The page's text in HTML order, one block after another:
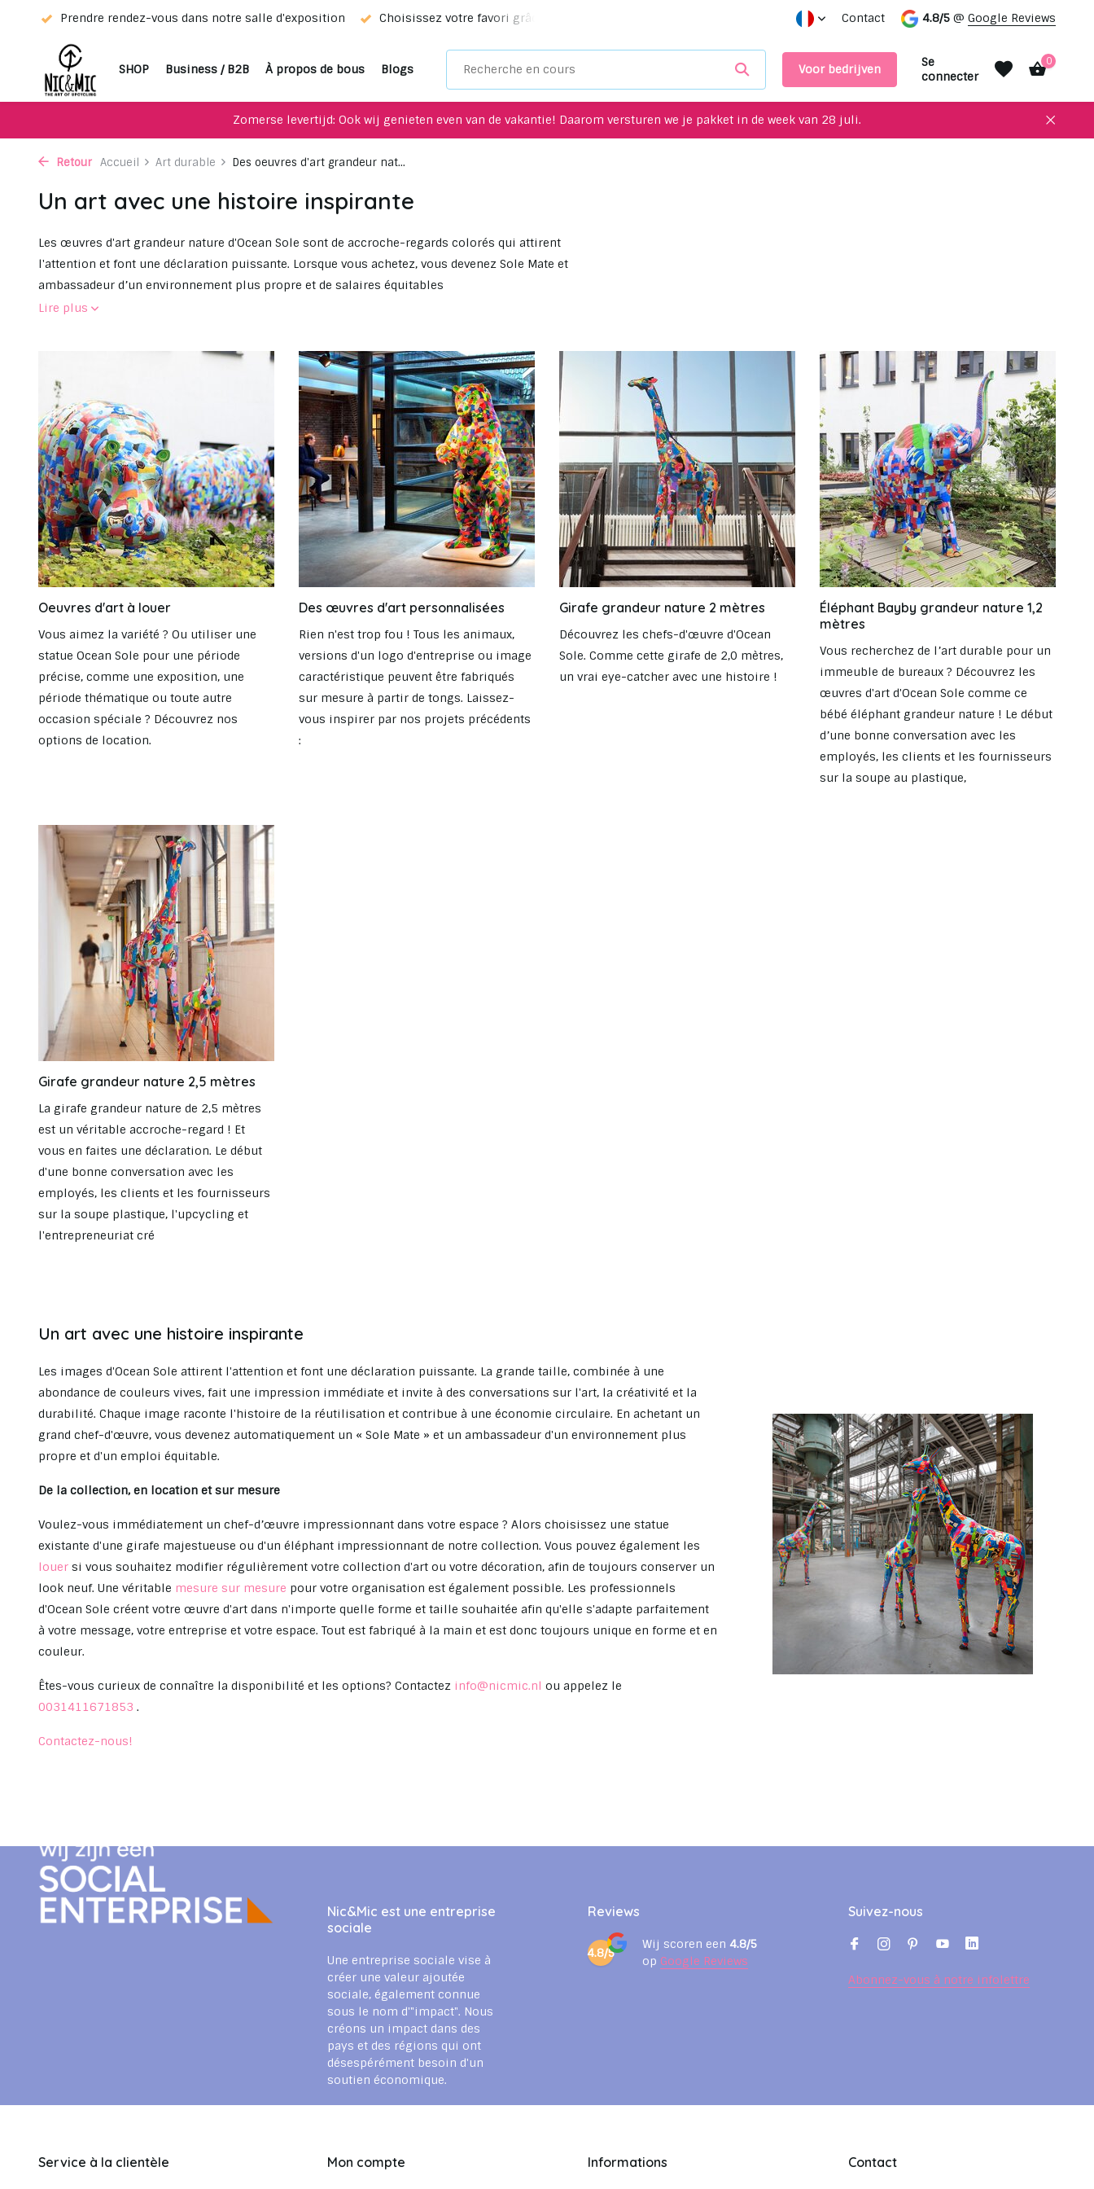
Prendre rendez-vous dans notre salle d'exposition Choisissez votre favori grâce à notre service de sélection! Des objets uniques à recycler pour votre intérieur !
Contact 4.8/5 @ Google Reviews
SHOP Business / B2B À propos de bous Blogs Voor bedrijven
Se
connecter
0
Zomerse levertijd: Ook wij genieten even van de vakantie! Daarom versturen we je pakket in de week van 28 juli.
Retour Accueil Art durable Des oeuvres d'art grandeur nat...
Un art avec une histoire inspirante
Les œuvres d'art grandeur nature d'Ocean Sole sont de accroche-regards colorés qui attirent
l'attention et font une déclaration puissante. Lorsque vous achetez, vous devenez Sole Mate et
ambassadeur d’un environnement plus propre et de salaires équitables
Lire plus
Oeuvres d'art à louer
Vous aimez la variété ? Ou utiliser une
statue Ocean Sole pour une période
précise, comme une exposition, une
période thématique ou toute autre
occasion spéciale ? Découvrez nos
options de location.
Des œuvres d'art personnalisées
Rien n'est trop fou ! Tous les animaux,
versions d'un logo d'entreprise ou image
caractéristique peuvent être fabriqués
sur mesure à partir de tongs. Laissez-
vous inspirer par nos projets précédents
:
Girafe grandeur nature 2 mètres
Découvrez les chefs-d'œuvre d'Ocean
Sole. Comme cette girafe de 2,0 mètres,
un vrai eye-catcher avec une histoire !
Éléphant Bayby grandeur nature 1,2
mètres
Vous recherchez de l’art durable pour un
immeuble de bureaux ? Découvrez les
œuvres d'art d'Ocean Sole comme ce
bébé éléphant grandeur nature ! Le début
d’une bonne conversation avec les
employés, les clients et les fournisseurs
sur la soupe au plastique,
Girafe grandeur nature 2,5 mètres
La girafe grandeur nature de 2,5 mètres
est un véritable accroche-regard ! Et
vous en faites une déclaration. Le début
d'une bonne conversation avec les
employés, les clients et les fournisseurs
sur la soupe plastique, l'upcycling et
l'entrepreneuriat cré
Un art avec une histoire inspirante
Les images d'Ocean Sole attirent l'attention et font une déclaration puissante. La grande taille, combinée à une
abondance de couleurs vives, fait une impression immédiate et invite à des conversations sur l'art, la créativité et la
durabilité. Chaque image raconte l'histoire de la réutilisation et contribue à une économie circulaire. En achetant un
grand chef-d'œuvre, vous devenez automatiquement un « Sole Mate » et un ambassadeur d'un environnement plus
propre et d'un emploi équitable.
De la collection, en location et sur mesure
Voulez-vous immédiatement un chef-d’œuvre impressionnant dans votre espace ? Alors choisissez une statue
existante d'une girafe majestueuse ou d'un éléphant impressionnant de notre collection. Vous pouvez également les
louer si vous souhaitez modifier régulièrement votre collection d'art ou votre décoration, afin de toujours conserver un
look neuf. Une véritable mesure sur mesure pour votre organisation est également possible. Les professionnels
d'Ocean Sole créent votre œuvre d'art dans n'importe quelle forme et taille souhaitée afin qu'elle s'adapte parfaitement
à votre message, votre entreprise et votre espace. Tout est fabriqué à la main et est donc toujours unique en forme et en
couleur.
Êtes-vous curieux de connaître la disponibilité et les options? Contactez info@nicmic.nl ou appelez le
0031411671853 .
Contactez-nous!
Nic&Mic est une entreprise
sociale
Une entreprise sociale vise à
créer une valeur ajoutée
sociale, également connue
sous le nom d'"impact". Nous
créons un impact dans des
pays et des régions qui ont
désespérément besoin d'un
soutien économique.
Reviews
4.8/5
Wij scoren een 4.8/5
op Google Reviews
Suivez-nous
Abonnez-vous à notre infolettre
Service à la clientèle Mon compte Informations Contact